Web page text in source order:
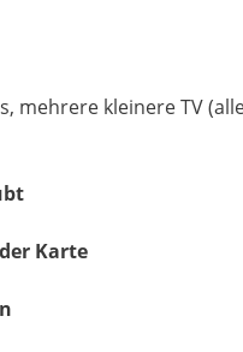
mehrere kleinere TV
Karte